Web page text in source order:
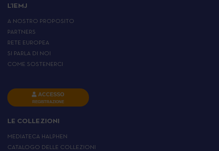
L’IEMJ
A NOSTRO PROPOSITO
PARTNERS
RETE EUROPEA
SI PARLA DI NOI
COME SOSTENERCI
ACCESSO
REGISTRAZIONE
LE COLLEZIONI
MEDIATECA HALPHEN
CATALOGO DELLE COLLEZIONI